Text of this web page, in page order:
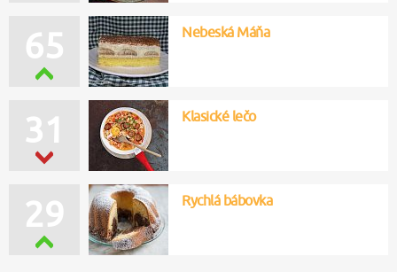
65 Nebeská Máňa
31 Klasické lečo
29 Rychlá bábovka